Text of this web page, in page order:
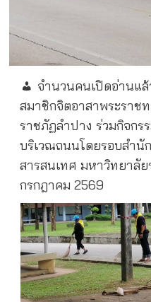
จำนวนคนเปิดอ่านแล้
สมาชิกจิตอาสาพระราช
ราชภัฏลำปาง ร่วมกิจก
บริเวณถนนโดยรอบสำนั
สารสนเทศ มหาวิทยาลั
กรกฎาคม 2569